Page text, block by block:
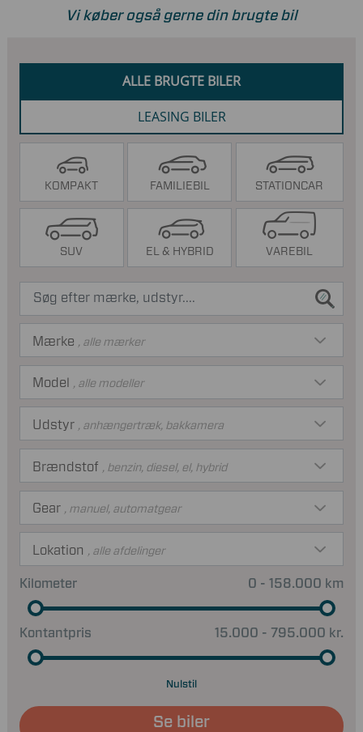
Vi køber også gerne din brugte bil
ALLE BRUGTE BILER
LEASING BILER
KOMPAKT FAMILIEBIL STATIONCAR
SUV EL & HYBRID VAREBIL
Kontantpris 15.000 - 795.000 kr.
Kilometer 0 - 158.000 km
Mærke , alle mærker
Model , alle modeller
Brændstof , benzin, diesel, el, hybrid
Gear , manuel, automatgear
Udstyr , anhængertræk, bakkamera
Lokation , alle afdelinger
Nulstil
Se biler